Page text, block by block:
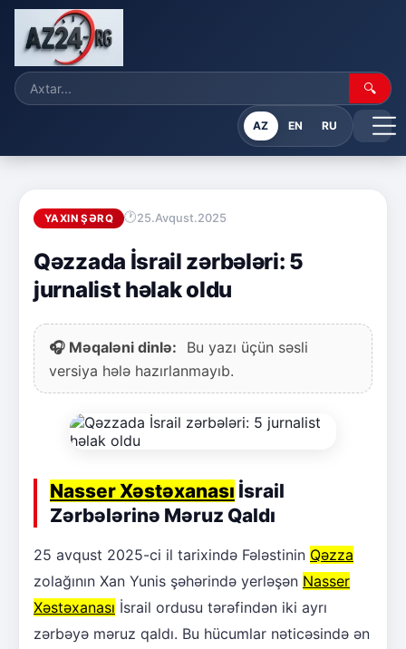
🔍
AZ EN RU
YAXIN ŞƏRQ 25.Avqust.2025
Qəzzada İsrail zərbələri: 5
jurnalist həlak oldu
🎧 Məqaləni dinlə:
Bu yazı üçün səsli
versiya hələ hazırlanmayıb.
Nasser Xəstəxanası İsrail
Zərbələrinə Məruz Qaldı
25 avqust 2025-ci il tarixində Fələstinin Qəzza
zolağının Xan Yunis şəhərində yerləşən Nasser
Xəstəxanası İsrail ordusu tərəfindən iki ayrı
zərbəyə məruz qaldı. Bu hücumlar nəticəsində ən